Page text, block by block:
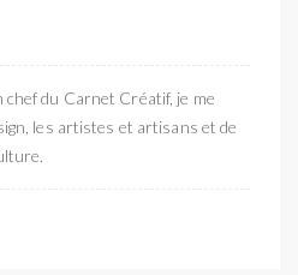
du Carnet Créatif, je me
les artistes et artisans et de